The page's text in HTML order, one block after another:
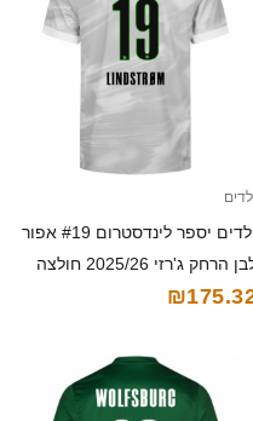
ילדים יספר לינדסטרום #19 אפור
לבן הרחק ג'רזי 2025/26 חולצה